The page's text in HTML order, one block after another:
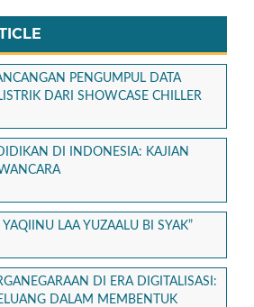
PENGUMPUL DATA
DARI SHOWCASE CHILLER
DI INDONESIA: KAJIAN
LAA YUZAALU BI SYAK”
DI ERA DIGITALISASI:
DALAM MEMBENTUK